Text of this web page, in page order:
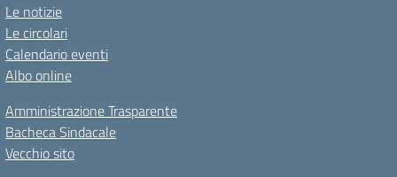
Le notizie
Le circolari
Calendario eventi
Albo online
Amministrazione Trasparente
Bacheca Sindacale
Vecchio sito